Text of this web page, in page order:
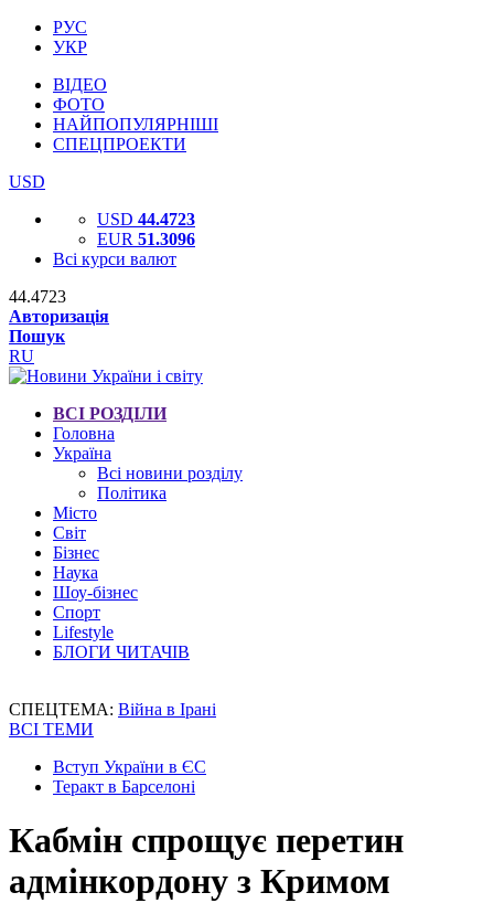
РУС
УКР
ВІДЕО
ФОТО
НАЙПОПУЛЯРНІШІ
СПЕЦПРОЕКТИ
USD
USD 44.4723
EUR 51.3096
Всі курси валют
44.4723
Авторизація
Пошук
RU
ВСІ РОЗДІЛИ
Головна
Україна
Всі новини розділу
Політика
Місто
Світ
Бізнес
Наука
Шоу-бізнес
Спорт
Lifestyle
БЛОГИ ЧИТАЧІВ
СПЕЦТЕМА: Війна в Ірані
ВСІ ТЕМИ
Вступ України в ЄС
Теракт в Барселоні
Кабмін спрощує перетин
адмінкордону з Кримом